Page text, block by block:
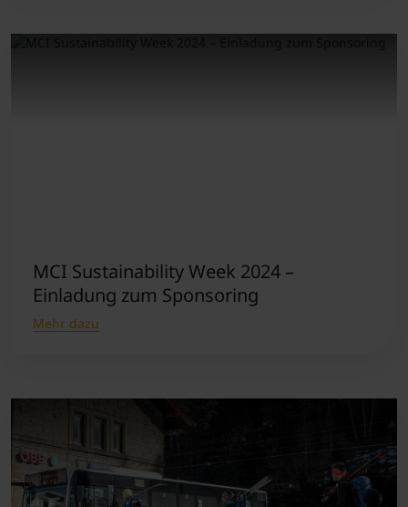
MCI Sustainability Week 2024 –
Einladung zum Sponsoring
Mehr dazu